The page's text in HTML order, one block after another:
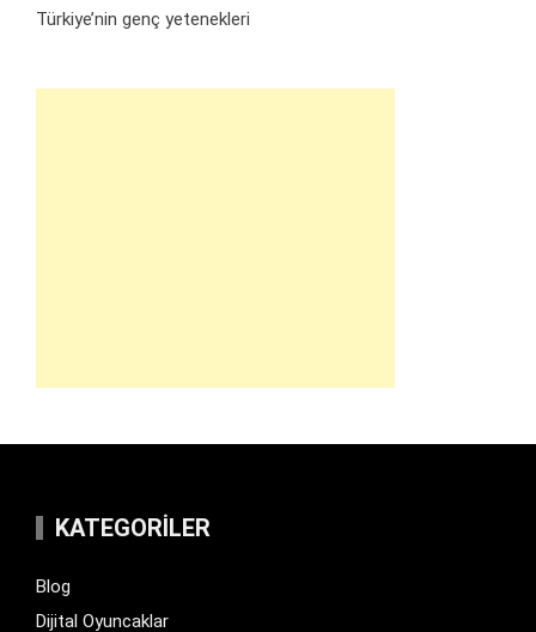
Türkiye’nin genç yetenekleri
KATEGORILER
Blog
Dijital Oyuncaklar